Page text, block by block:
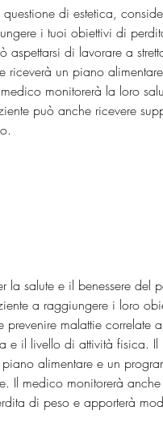
di estetica,
i tuoi obiettivi di
di lavorare a
un piano
monitorerà la loro
può anche ricevere
la salute e il benessere del
a raggiungere i loro
malattie correlate
e il livello di attività fisica. Il
alimentare e un
Il medico monitorerà
di peso e apporterà